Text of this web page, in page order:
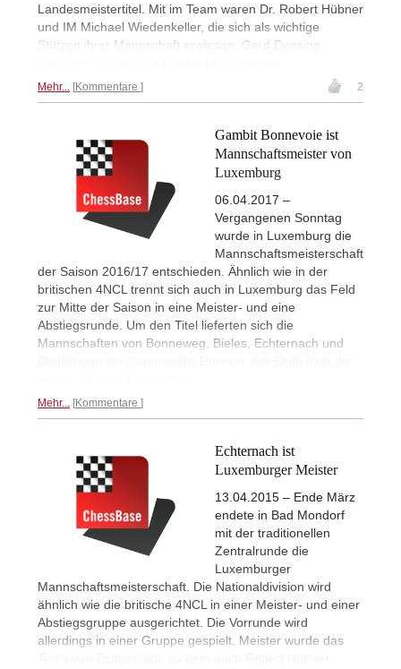
Landesmeistertitel. Mit im Team waren Dr. Robert Hübner
und IM Michael Wiedenkeller, die sich als wichtige
Stützen ihrer Mannschaft erwiesen. Gerd Densing
Mehr... Kommentare 2
Gambit Bonnevoie ist
Mannschaftsmeister von
Luxemburg
06.04.2017 –
Vergangenen Sonntag
wurde in Luxemburg die
Mannschaftsmeisterschaft
der Saison 2016/17 entschieden. Ähnlich wie in der
britischen 4NCL trennt sich auch in Luxemburg das Feld
zur Mitte der Saison in eine Meister- und eine
Abstiegsrunde. Um den Titel lieferten sich die
Mannschaften von Bonneweg, Bieles, Echternach und
Mehr... Kommentare
Echternach ist
Luxemburger Meister
13.04.2015 – Ende März
endete in Bad Mondorf
mit der traditionellen
Zentralrunde die
Luxemburger
Mannschaftsmeisterschaft. Die Nationaldivision wird
ähnlich wie die britische 4NCL in einer Meister- und einer
Abstiegsgruppe ausgerichtet. Die Vorrunde wird
allerdings in einer Gruppe gespielt. Meister wurde das